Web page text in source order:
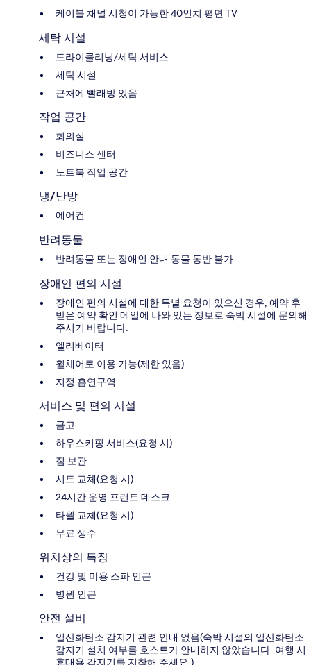
케이블 채널 시청이 가능한 40인치 평면 TV
세탁 시설
드라이클리닝/세탁 서비스
세탁 시설
근처에 빨래방 있음
작업 공간
회의실
비즈니스 센터
노트북 작업 공간
냉/난방
에어컨
반려동물
반려동물 또는 장애인 안내 동물 동반 불가
장애인 편의 시설
장애인 편의 시설에 대한 특별 요청이 있으신 경우, 예약 후
받은 예약 확인 메일에 나와 있는 정보로 숙박 시설에 문의해
주시기 바랍니다.
엘리베이터
휠체어로 이용 가능(제한 있음)
지정 흡연구역
서비스 및 편의 시설
금고
하우스키핑 서비스(요청 시)
짐 보관
시트 교체(요청 시)
24시간 운영 프런트 데스크
타월 교체(요청 시)
무료 생수
위치상의 특징
건강 및 미용 스파 인근
병원 인근
안전 설비
일산화탄소 감지기 관련 안내 없음(숙박 시설의 일산화탄소
감지기 설치 여부를 호스트가 안내하지 않았습니다. 여행 시
휴대용 감지기를 지참해 주세요.)